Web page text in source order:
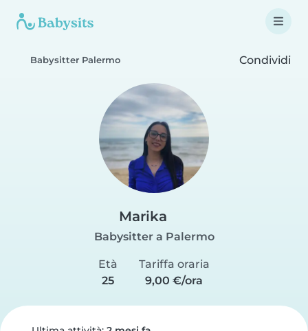
Babysitter Palermo Condividi
Marika
Babysitter a Palermo
Età
25
Tariffa oraria
9,00 €/ora